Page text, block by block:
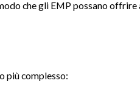
che gli EMP possano
più complesso: